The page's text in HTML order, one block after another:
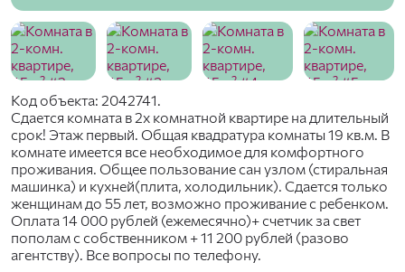
Код объекта: 2042741.
Сдается комната в 2х комнатной квартире на длительный
срок! Этаж первый. Общая квадратура комнаты 19 кв.м. В
комнате имеется все необходимое для комфортного
проживания. Общее пользование сан узлом (стиральная
машинка) и кухней(плита, холодильник). Сдается только
женщинам до 55 лет, возможно проживание с ребенком.
Оплата 14 000 рублей (ежемесячно)+ счетчик за свет
пополам с собственником + 11 200 рублей (разово
агентству). Все вопросы по телефону.